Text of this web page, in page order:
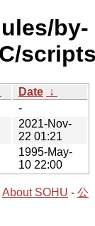
by-
Date ↓
-
2021-Nov-
22 01:21
1995-May-
10 22:00
About SOHU - 公